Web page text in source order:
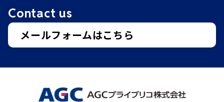
Contact us
メールフォームはこちら